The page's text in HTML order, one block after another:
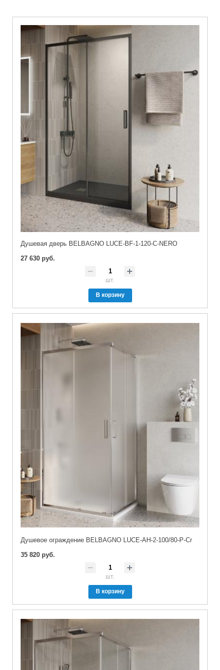
Душевая дверь BELBAGNO LUCE-BF-1-120-C-NERO
27 630 руб.
шт.
В корзину
Душевое ограждение BELBAGNO LUCE-AH-2-100/80-P-Cr
35 820 руб.
шт.
В корзину